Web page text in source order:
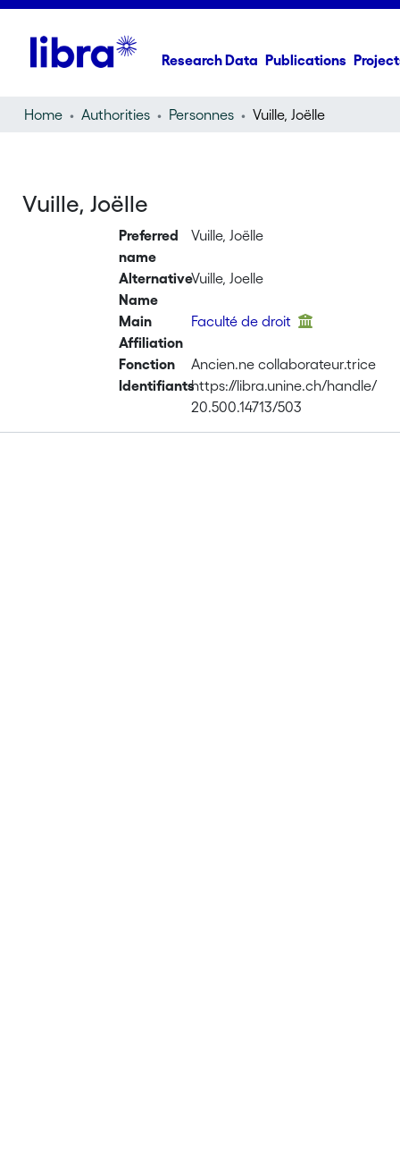
Research Data Publications
Home Authorities Personnes Vuille, Joëlle
Vuille, Joëlle
Preferred
name
Vuille, Joëlle
Alternative
Name
Vuille, Joelle
Main
Affiliation
Faculté de droit
Fonction
Ancien.ne collaborateur.trice
Identifiantshttps://libra.unine.ch/handle/
20.500.14713/503